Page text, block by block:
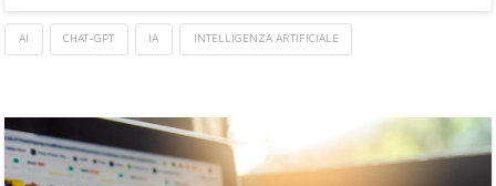
AI CHAT-GPT IA INTELLIGENZA ARTIFICIALE